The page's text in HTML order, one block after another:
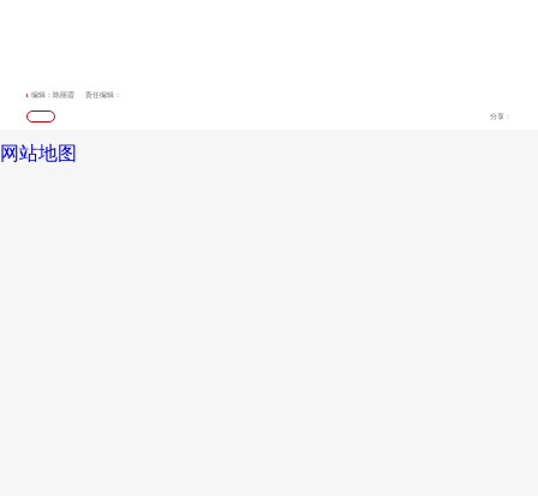
编辑：陈丽霞 责任编辑：
分享：
网站地图